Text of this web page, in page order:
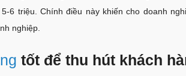
6 triệu. Chính điều này khiến cho doanh
nghiệp.
tốt để thu hút khách